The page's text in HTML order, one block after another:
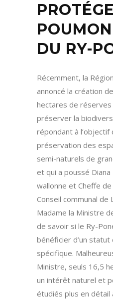
DU RY-
Récemment, la
annoncé la création
hectares de
préserver la
répondant à l’objectif
préservation des
semi-naturels de
et qui a poussé
wallonne et Cheffe
Conseil communal
Madame la Ministre
de savoir si le Ry-
bénéficier d’un
spécifique.
Ministre, seuls 16,5
un intérêt naturel et
étudiés plus en détail